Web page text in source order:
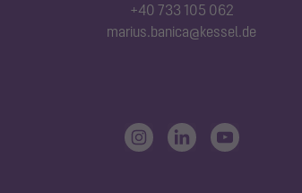
+40 733 105 062
marius.banica@kessel.de